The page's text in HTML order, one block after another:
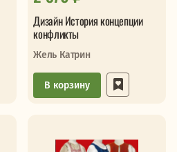
Дизайн История концепции
конфликты
Жель Катрин
В корзину